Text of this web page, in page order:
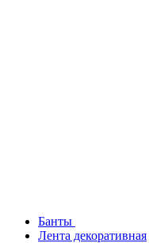
Банты
Лента декоративная